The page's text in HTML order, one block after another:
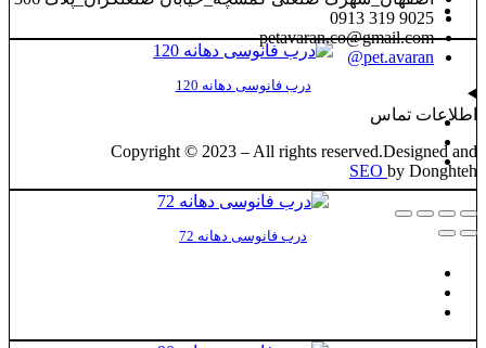
درب فانوسی دهانه 120
درب فانوسی دهانه 72
9025 319 0913
petavaran.co@gmail.com
pet.avaran@
اطلاعات تماس
Copyright © 2023 – All rights reserved.Designed and
SEO by Donghteh